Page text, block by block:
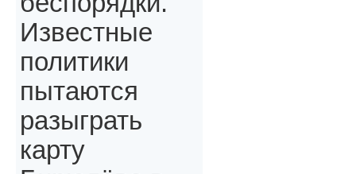
Известные
политики
пытаются
разыграть
карту